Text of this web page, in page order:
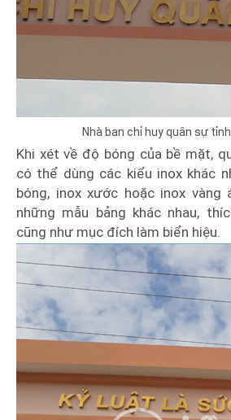
Nhà ban chỉ huy quân sự
Khi xét về độ bóng của bề mặt,
có thể dùng các kiểu inox khác
bóng, inox xước hoặc inox vàng
những mẫu bảng khác nhau,
cũng như mục đích làm biển hiệu.